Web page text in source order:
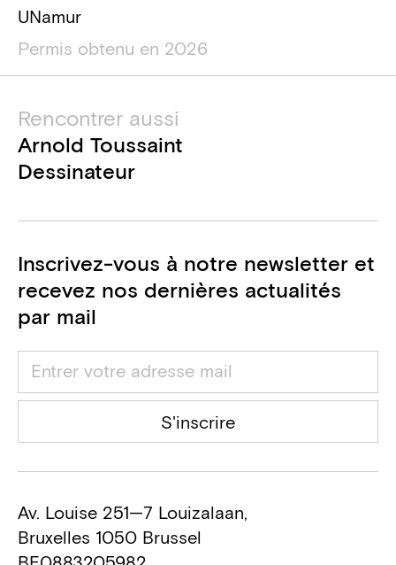
UNamur
Permis obtenu en 2026
Rencontrer aussi
Arnold Toussaint
Dessinateur
Inscrivez-vous à notre newsletter et
recevez nos dernières actualités
par mail
S'inscrire
Av. Louise 251—7 Louizalaan,
Bruxelles 1050 Brussel